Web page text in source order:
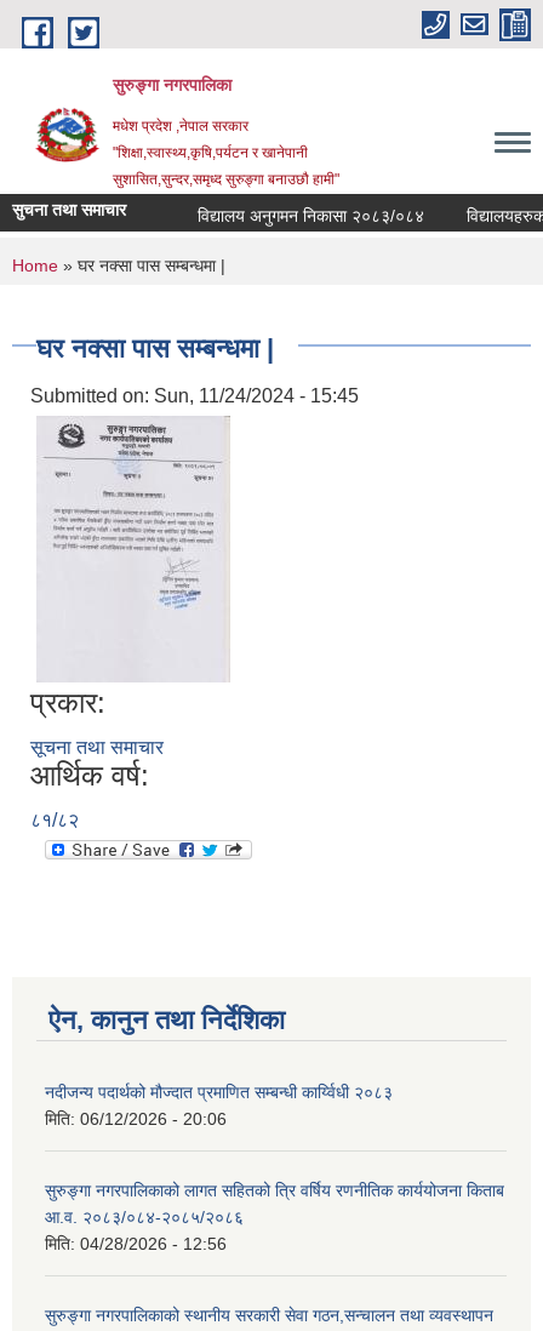
Skip to main content
सुरुङ्‍गा नगरपालिका
मधेश प्रदेश ,नेपाल सरकार
"शिक्षा,स्वास्थ्य,कृषि,पर्यटन र खानेपानी
सुशासित,सुन्दर,समृध्द सुरुङ्गा बनाउछौ हामी"
सुचना तथा समाचार विद्यालय अनुगमन निकासा २०८३/०८४
You are here
Home » घर नक्सा पास सम्बन्धमा |
घर नक्सा पास सम्बन्धमा |
Submitted on: Sun, 11/24/2024 - 15:45
प्रकार:
सूचना तथा समाचार
आर्थिक वर्ष:
८१/८२
ऐन, कानुन तथा निर्देशिका
नदीजन्य पदार्थको मौज्दात प्रमाणित सम्बन्धी कार्य्विधी २०८३
मिति: 06/12/2026 - 20:06
सुरुङ्गा नगरपालिकाको लागत सहितको त्रि वर्षिय रणनीतिक कार्ययोजना किताब
आ.व. २०८३/०८४-२०८५/२०८६
मिति: 04/28/2026 - 12:56
सुरुङ्गा नगरपालिकाको स्थानीय सरकारी सेवा गठन,सन्चालन तथा व्यवस्थापन